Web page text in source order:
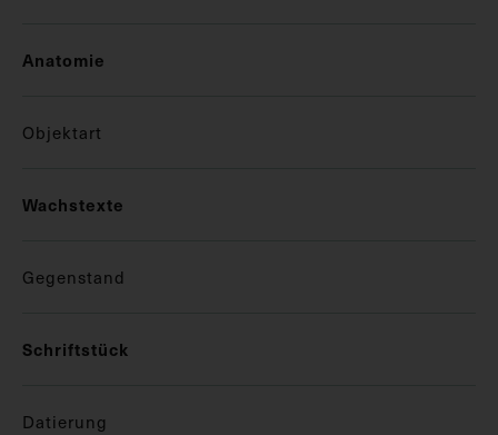
Anatomie
Objektart
Wachstexte
Gegenstand
Schriftstück
Datierung